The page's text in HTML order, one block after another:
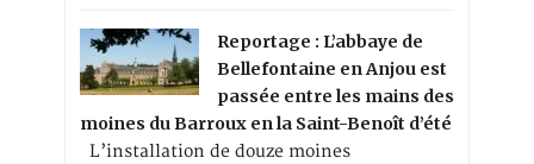
Reportage : L’abbaye de
Bellefontaine en Anjou est
passée entre les mains des
moines du Barroux en la Saint-Benoît d’été
L’installation de douze moines